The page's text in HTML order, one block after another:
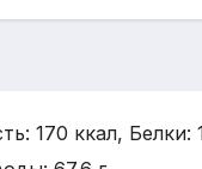
170 ккал, Белки: